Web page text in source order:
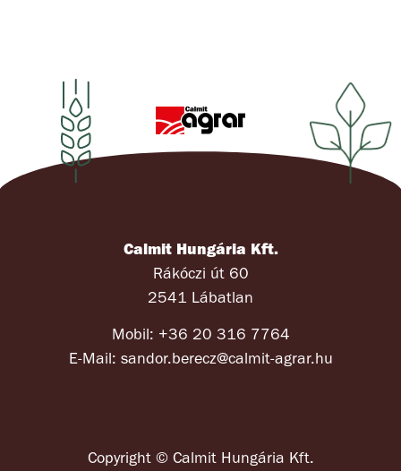
Calmit Hungária Kft.
Rákóczi út 60
2541 Lábatlan
Mobil: +36 20 316 7764
E-Mail: sandor.berecz@calmit-agrar.hu
Copyright © Calmit Hungária Kft.